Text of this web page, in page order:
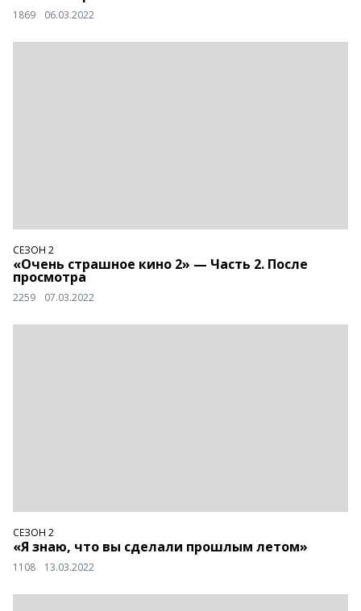
1869 06.03.2022
СЕЗОН 2
«Очень страшное кино 2» — Часть 2. После
просмотра
2259 07.03.2022
СЕЗОН 2
«Я знаю, что вы сделали прошлым летом»
1108 13.03.2022